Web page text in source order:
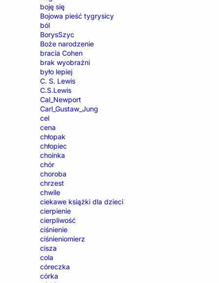
boję się
Bojowa pieść tygrysicy
ból
BorysSzyc
Boże narodzenie
bracia Cohen
brak wyobraźni
było lepiej
C. S. Lewis
C.S.Lewis
Cal_Newport
Carl_Gustaw_Jung
cel
cena
chłopak
chłopiec
choinka
chór
choroba
chrzest
chwile
ciekawe książki dla dzieci
cierpienie
cierpliwość
ciśnienie
ciśnieniomierz
cisza
cola
córeczka
córka